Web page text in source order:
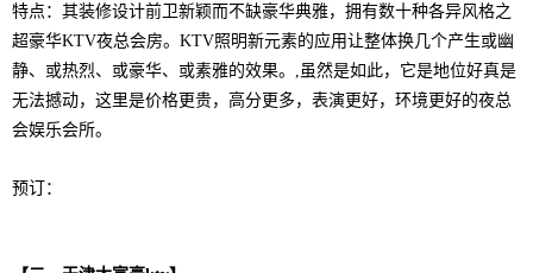
特点： 其装修设计前卫新颖而不缺豪华典雅，拥有数十种各异风格之
超豪华KTV夜总会房。KTV照明新元素的应用让整体换几个产生或幽
静、或热烈、或豪华、或素雅的效果。,虽然是如此，它是地位好真是
无法撼动，这里是价格更贵，高分更多，表演更好，环境更好的夜总
会娱乐会所。
预订：